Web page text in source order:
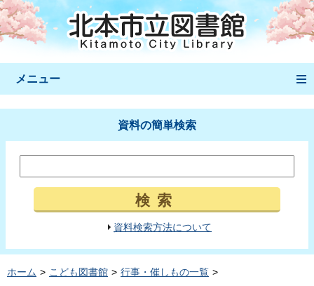
メニュー
資料の簡単検索
検索
資料検索方法について
ホーム こども図書館
行事・催しもの一覧